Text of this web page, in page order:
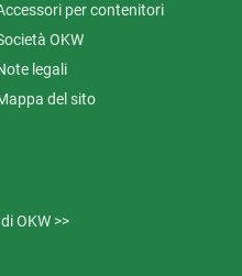
per contenitori
OKW
legali
del sito
OKW >>